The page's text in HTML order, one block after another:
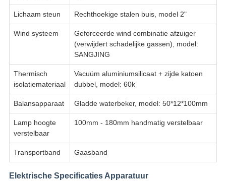
Lichaam steun Rechthoekige stalen buis, model 2"
Wind systeem
Geforceerde wind combinatie afzuiger
(verwijdert schadelijke gassen), model:
SANGJING
Thermisch
isolatiemateriaal
Vacuüm aluminiumsilicaat + zijde katoen
dubbel, model: 60k
Balansapparaat Gladde waterbeker, model: 50*12*100mm
Lamp hoogte
verstelbaar
100mm - 180mm handmatig verstelbaar
Transportband Gaasband
Elektrische Specificaties Apparatuur